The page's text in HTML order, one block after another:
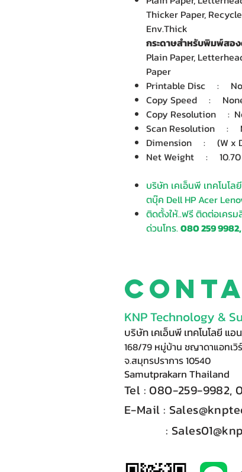
Thicker Paper,
Env.Thick
กระดาษสำหรับพิมพ์สอ
Plain Paper,
Paper
Printable Disc :
Copy Speed :
Copy Resolution :
Scan Resolution :
Dimension : (W x D
Net Weight : 10.70
บริษัท เคเอ็นพี เทคโนโ
ตบุ๊ค Dell HP Acer
ติดตั้งให้..ฟรี ติดต่อเคร
ด่วนโทร.080 259
KNP Technology &
บริษัท เคเอ็นพี เทคโนโลยี แ
168/79 หมู่บ้าน ชญาดาแอทเวิ
จ.สมุทรปราการ 10540
Samutprakarn Thailand
Tel : 080-259-9982,
E-Mail :​
: